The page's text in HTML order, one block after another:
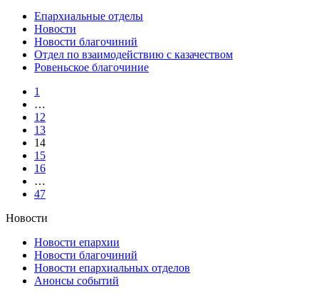
Епархиальные отделы
Новости
Новости благочиний
Отдел по взаимодействию с казачеством
Ровеньское благочиние
1
…
12
13
14
15
16
…
47
Новости
Новости епархии
Новости благочиний
Новости епархиальных отделов
Анонсы событий